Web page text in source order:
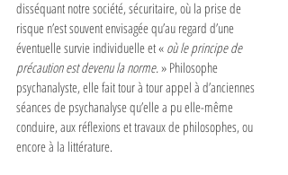
disséquant notre société, sécuritaire, où la prise de
risque n’est souvent envisagée qu’au regard d’une
éventuelle survie individuelle et « où le principe de
précaution est devenu la norme. » Philosophe
psychanalyste, elle fait tour à tour appel à d’anciennes
séances de psychanalyse qu’elle a pu elle-même
conduire, aux réflexions et travaux de philosophes, ou
encore à la littérature.